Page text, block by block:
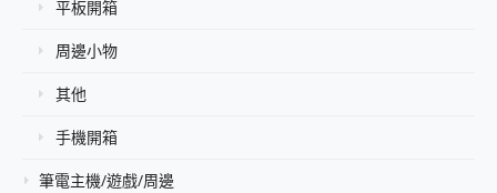
平板開箱
周邊小物
其他
手機開箱
筆電主機/遊戲/周邊